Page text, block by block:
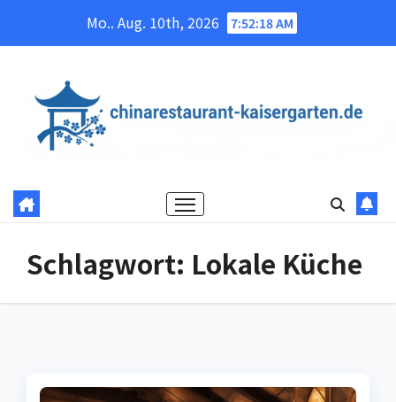
Mo.. Aug. 10th, 2026 7:52:18 AM
Schlagwort: Lokale Küche